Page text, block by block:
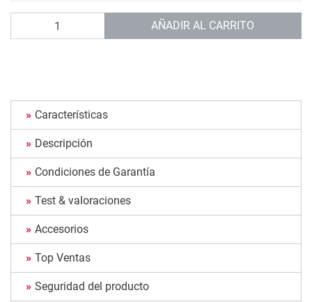
AÑADIR AL CARRITO
Características
Descripción
Condiciones de Garantía
Test & valoraciones
Accesorios
Top Ventas
Seguridad del producto